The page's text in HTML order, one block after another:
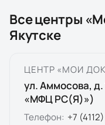
Все центры
Якутске
ЦЕНТР «МОИ
ул. Аммосова,
«МФЦ РС(Я)»)
Телефон: +7